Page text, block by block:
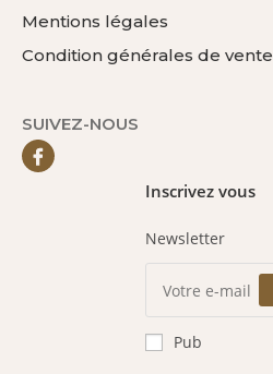
Mentions légales
Condition générales de vente
SUIVEZ-NOUS
Inscrivez vous
Newsletter
Pub